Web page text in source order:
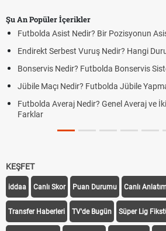
Şu An Popüler İçerikler
Asist Nedir? Bir Pozisyonun Asist
Serbest Vuruş Nedir? Hangi
Nedir? Futbolda Bonservis Sistemi
Maçı Nedir? Futbolda Jübile Yapmak
Averaj Nedir? Genel Averaj ve İkili
KEŞFET
Puan Durumu